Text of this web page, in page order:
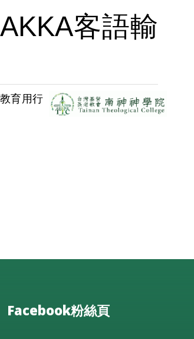
客語輸
育用行
Facebook粉絲頁